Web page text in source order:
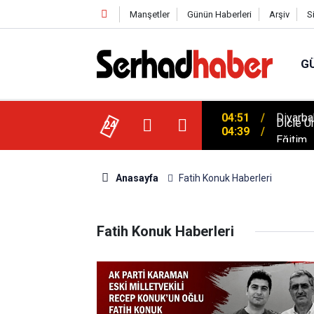
Manşetler Günün Haberleri Arşiv
24 04:39
Dicle
Eğitim
Anasayfa Fatih Konuk Haberleri
Fatih Konuk Haberleri